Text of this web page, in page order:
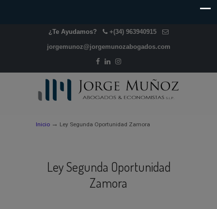
¿Te Ayudamos? +(34) 963940915
jorgemunoz@jorgemunozabogados.com
Inicio → Ley Segunda Oportunidad Zamora
Ley Segunda Oportunidad
Zamora